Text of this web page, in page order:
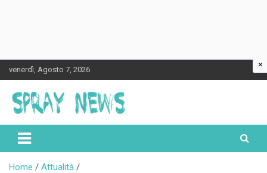
to
content
venerdì, Agosto 7, 2026
Spraynews.it
Home
Attualità
×